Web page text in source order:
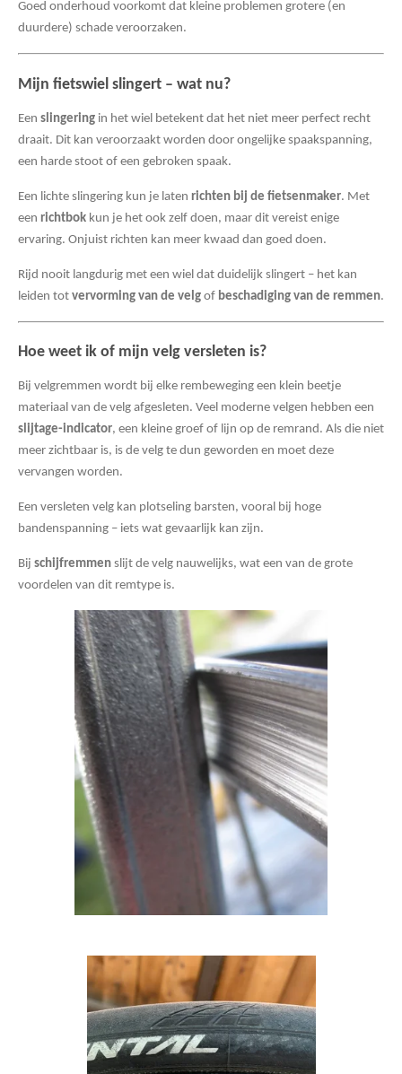
Goed onderhoud voorkomt dat kleine problemen grotere (en
duurdere) schade veroorzaken.
Mijn fietswiel slingert – wat nu?
Een slingering in het wiel betekent dat het niet meer perfect recht
draait. Dit kan veroorzaakt worden door ongelijke spaakspanning,
een harde stoot of een gebroken spaak.
Een lichte slingering kun je laten richten bij de fietsenmaker. Met
een richtbok kun je het ook zelf doen, maar dit vereist enige
ervaring. Onjuist richten kan meer kwaad dan goed doen.
Rijd nooit langdurig met een wiel dat duidelijk slingert – het kan
leiden tot vervorming van de velg of beschadiging van de remmen.
Hoe weet ik of mijn velg versleten is?
Bij velgremmen wordt bij elke rembeweging een klein beetje
materiaal van de velg afgesleten. Veel moderne velgen hebben een
slijtage-indicator, een kleine groef of lijn op de remrand. Als die niet
meer zichtbaar is, is de velg te dun geworden en moet deze
vervangen worden.
Een versleten velg kan plotseling barsten, vooral bij hoge
bandenspanning – iets wat gevaarlijk kan zijn.
Bij schijfremmen slijt de velg nauwelijks, wat een van de grote
voordelen van dit remtype is.